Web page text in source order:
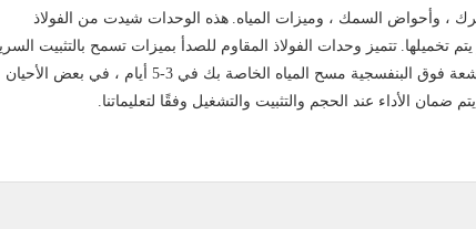
هذه الوحدات شيدت من الفولاذ
تتميز وحدات الفولاذ المقاوم للصدأ بميزات تسمح بالتثبيت
لدينا الأشعة فوق البنفسجية / الأشعة فوق البنفسجية مسح المياه الخاصة بك في 3-5 أيام ، في بعض الأحيان
يتم ضمان الأداء عند الحجم والتثبيت والتشغيل وفقًا لتعليماتنا.